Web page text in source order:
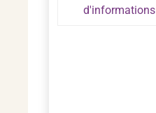
d'informations